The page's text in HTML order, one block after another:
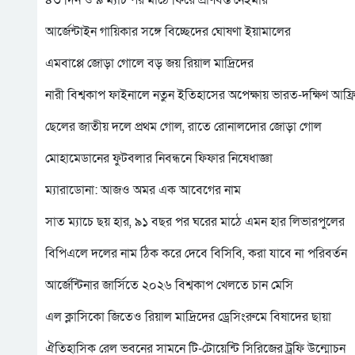
আর্জেন্টাইন গায়িকার সঙ্গে বিচ্ছেদের ঘোষণা ইয়ামালের
এমবাপ্পে জোড়া গোলে বড় জয় রিয়াল মাদ্রিদের
নারী বিশ্বকাপ ফাইনালে নতুন ইতিহাসের অপেক্ষায় ভারত-দক্ষিণ
ছেলের জাতীয় দলে প্রথম গোল, রাতে রোনালদোর জোড়া গোল
মোহামেডানের ফুটবলার নিবন্ধনে ফিফার নিষেধাজ্ঞা
ম্যারাডোনা: আজও অমর এক আবেগের নাম
সাত ম্যাচে ছয় হার, ৯১ বছর পর ঘরের মাঠে এমন হার লিভারপুলের
বিপিএলে দলের নাম ঠিক করে দেবে বিসিবি, করা যাবে না পরিবর্তন
আর্জেন্টিনার জার্সিতে ২০২৬ বিশ্বকাপ খেলতে চান মেসি
এল ক্লাসিকো জিতেও রিয়াল মাদ্রিদের ড্রেসিংরুমে বিষাদের ছায়া
ঐতিহাসিক রেল ভবনের সামনে টি-টোয়েন্টি সিরিজের ট্রফি উন্মোচন